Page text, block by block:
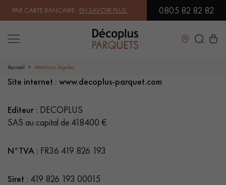
CARTE BANCAIRE.EN SAVOIR PLUS| PROFITEZ DE NOS PETITS
0805 82 82 82
Fermer
PARQUET MASSIF
SOL PLAQUÉ BOIS VERITABLES
PARQUET EN BOIS EXOTIQUE
Accueil Mentions légales
Site internet : www.decoplus-parquet.com
Editeur : DECOPLUS
SAS au capital de 418400 €
N°TVA : FR36 419 826 193
Siret : 419 826 193 00015